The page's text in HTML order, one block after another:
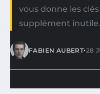
vous donne les
supplément inutile.
FABIEN AUBERT•28